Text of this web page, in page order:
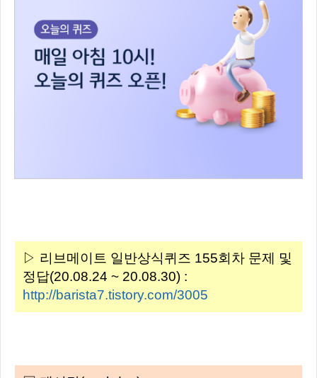
▷ 리브메이트 일반상식퀴즈 155회차 문제 및
정답(20.08.24 ~ 20.08.30) :
http://barista7.tistory.com/3005